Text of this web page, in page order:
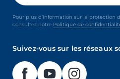
Pour plus d’information sur la protection
consultez notre Politique de
Suivez-vous sur les réseaux